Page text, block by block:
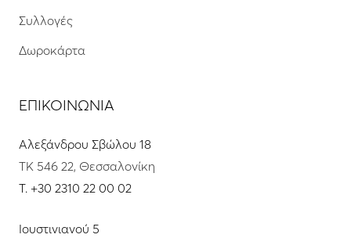
Συλλογές
Δωροκάρτα
ΕΠΙΚΟΙΝΩΝΙΑ
Αλεξάνδρου Σβώλου 18
ΤΚ 546 22, Θεσσαλονίκη
T. +30 2310 22 00 02
Ιουστινιανού 5